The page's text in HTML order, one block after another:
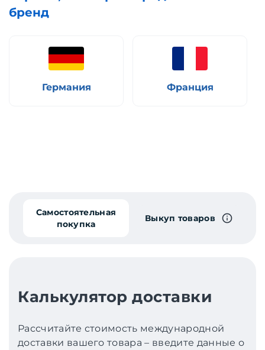
бренд
Германия Франция
Самостоятельная
покупка
Выкуп товаров
Калькулятор доставки
Рассчитайте стоимость международной
доставки вашего товара – введите данные о